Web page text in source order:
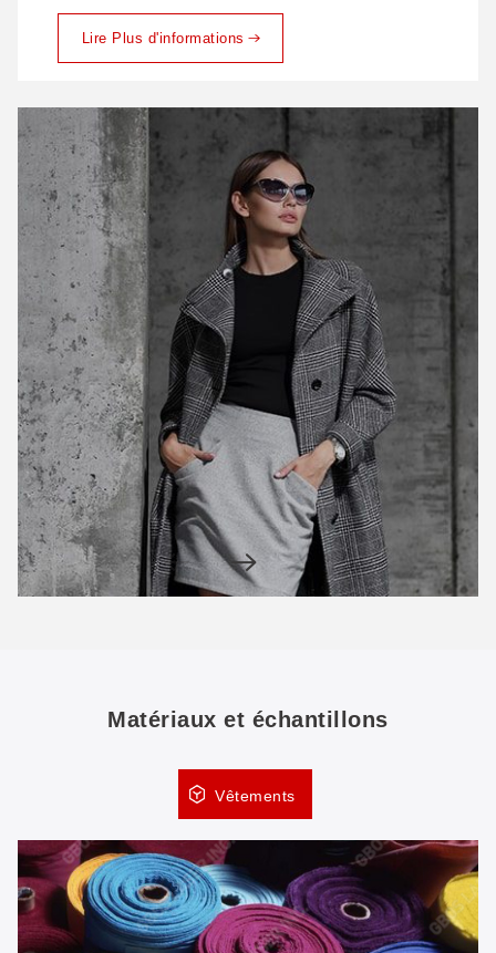
Lire Plus d'informations
Lire Plus d'informations
Matériaux et échantillons
Vêtements